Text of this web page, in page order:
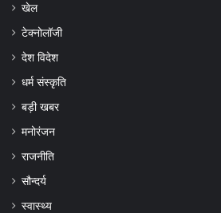
खेल
टेक्नोलॉजी
देश विदेश
धर्म संस्कृति
बड़ी खबर
मनोरंजन
राजनीति
सौन्दर्य
स्वास्थ्य